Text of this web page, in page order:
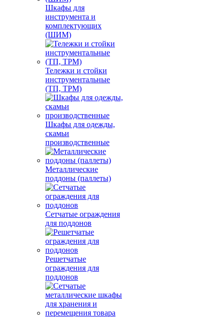
Шкафы для
инструмента и
комплектующих
(ШИМ)
Тележки и стойки
инструментальные
(ТП, ТРМ)
Шкафы для одежды,
скамьи
производственные
Металлические
поддоны (паллеты)
Сетчатые ограждения
для поддонов
Решетчатые
ограждения для
поддонов